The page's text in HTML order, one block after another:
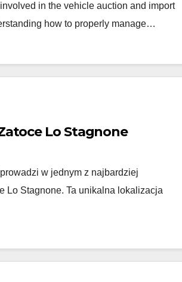
in the vehicle auction and import
how to properly manage…
Lo Stagnone
w jednym z najbardziej
Lo Stagnone. Ta unikalna lokalizacja